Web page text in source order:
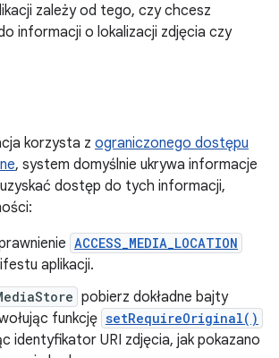
zależy od tego, czy chcesz
informacji o lokalizacji zdjęcia czy
korzysta z ograniczonego dostępu
, system domyślnie ukrywa informacje
dostęp do tych informacji,
ACCESS_MEDIA_LOCATION
aplikacji.
pobierz dokładne bajty
funkcję setRequireOriginal()
identyfikator URI zdjęcia, jak pokazano